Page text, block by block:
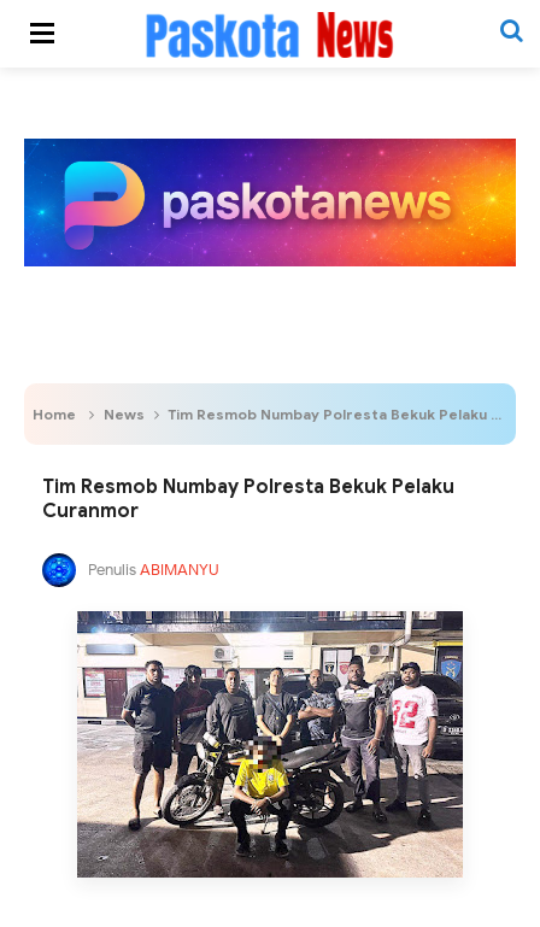
Home News Tim Resmob Numbay Polresta Bekuk Pelaku Curanmor
Tim Resmob Numbay Polresta Bekuk Pelaku
Curanmor
PenulisABIMANYU